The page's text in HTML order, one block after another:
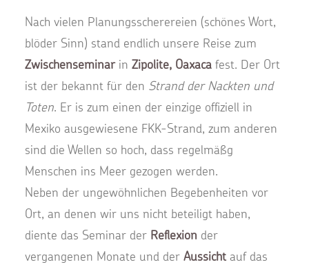
Nach vielen Planungsscherereien (schönes Wort,
blöder Sinn) stand endlich unsere Reise zum
Zwischenseminarin Zipolite, Oaxaca fest. Der Ort
ist der bekannt für den Strand der Nackten und
Toten. Er is zum einen der einzige offiziell in
Mexiko ausgewiesene FKK-Strand, zum anderen
sind die Wellen so hoch, dass regelmäßg
Menschen ins Meer gezogen werden.
Neben der ungewöhnlichen Begebenheiten vor
Ort, an denen wir uns nicht beteiligt haben,
diente das Seminar der Reflexion der
vergangenen Monate und der Aussicht auf das